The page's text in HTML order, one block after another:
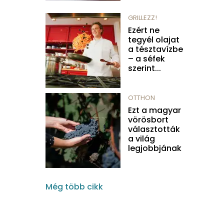
GRILLEZZ!
Ezért ne
tegyél olajat
a tésztavízbe
– a séfek
szerint...
OTTHON
Ezt a magyar
vörösbort
választották
a világ
legjobbjának
Még több cikk